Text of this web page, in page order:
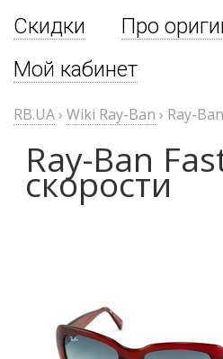
Скидки
Про
Мой кабинет
RB.UA› Wiki Ray-Ban › Ray-
Ray-Ban
скорости